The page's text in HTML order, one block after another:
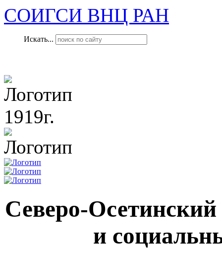
СОИГСИ ВНЦ РАН
Искать...
1919г.
Северо-
и